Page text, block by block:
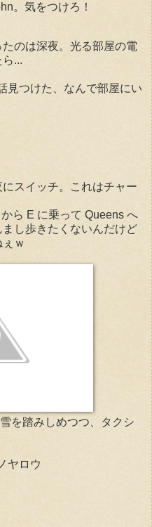
。気をつけろ！
のは深夜。光る部屋の電
...
見つけた、なんで部屋にい
スイッチ。これはチャー
ら E に乗って Queens へ
し歩きたくないんだけど
ｗ
を踏みしめつつ、タクシ
ヤロウ